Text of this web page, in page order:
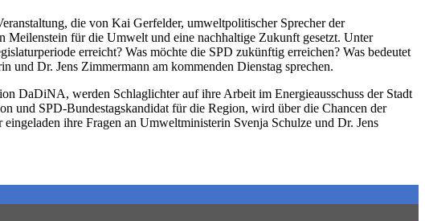
die von Kai Gerfelder, umweltpolitischer Sprecher der
für die Umwelt und eine nachhaltige Zukunft gesetzt. Unter
erreicht? Was möchte die SPD zukünftig erreichen? Was bedeutet
Dr. Jens Zimmermann am kommenden Dienstag sprechen.
DaDiNA, werden Schlaglichter auf ihre Arbeit im Energieausschuss der Stadt
und SPD-Bundestagskandidat für die Region, wird über die Chancen der
ihre Fragen an Umweltministerin Svenja Schulze und Dr. Jens